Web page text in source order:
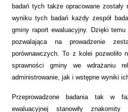
badań tych także opracowane
wyniku tych badań każdy zespół
gminy raport ewaluacyjny. Dzięki temu
pozwalająca na prowadzenie
porównawczych. To z kolei pozwoliło
sprawności gminy we wdrażaniu
administrowanie, jak i wstępne wyniki
Przeprowadzone badania tak w
ewaluacyjnej stanowiły